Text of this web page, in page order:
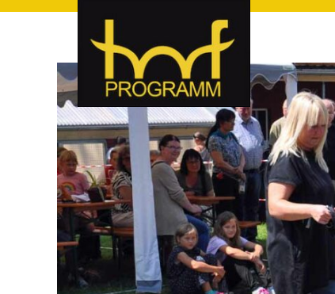
hof-programm – das
hof-programm – das Veranstaltungsportal für Hof